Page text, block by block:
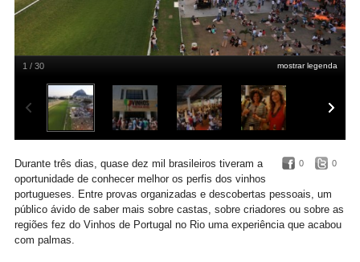
mostrar legenda
1 / 30
0 0
Durante três dias, quase dez mil brasileiros tiveram a
oportunidade de conhecer melhor os perfis dos vinhos
portugueses. Entre provas organizadas e descobertas pessoais, um
público ávido de saber mais sobre castas, sobre criadores ou sobre as
regiões fez do Vinhos de Portugal no Rio uma experiência que acabou
com palmas.